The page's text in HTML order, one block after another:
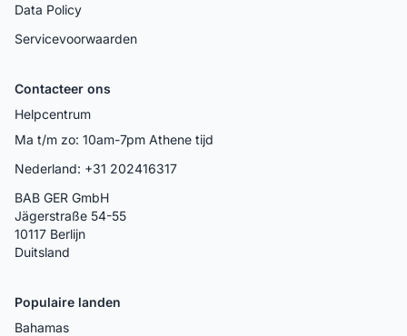
Data Policy
Servicevoorwaarden
Contacteer ons
Helpcentrum
Ma t/m zo: 10am-7pm Athene tijd
Nederland: +31 202416317
BAB GER GmbH
Jägerstraße 54-55
10117 Berlijn
Duitsland
Populaire landen
Bahamas